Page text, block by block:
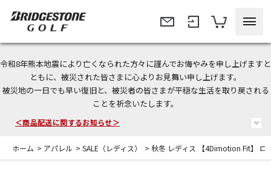
令和8年熊本地震により亡くなられた方々に謹んでお悔やみを申し上げますと
ともに、被災された皆さまに心よりお見舞い申し上げます。
被災地の一日でも早い復旧と、被災者の皆さまが平穏な生活を取り戻される
ことを祈念いたします。
＜夏季休暇中のご注文・発送・お問い合わせ＞
今なら新規会員登録で1,000円OFFクーポンプレゼント！
＜商品配送に関するお知らせ＞
ホーム > アパレル > SALE（レディス） > 秋冬 レディス 【4Dimotion Fit】 ロ